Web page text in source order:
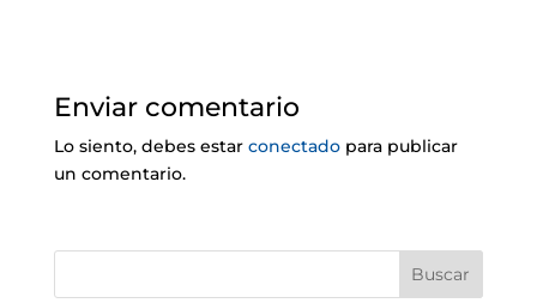
Enviar comentario
Lo siento, debes estar conectadopara publicar
un comentario.
Buscar